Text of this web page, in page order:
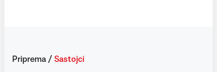
Priprema / Sastojci